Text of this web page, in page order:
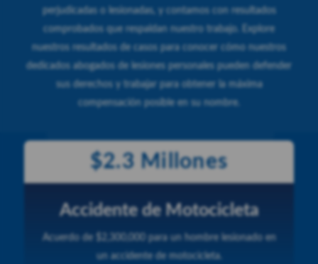
perjudicadas o lesionadas, y contamos con resultados
comprobados que respaldan nuestro trabajo. Explore
nuestros resultados de casos para conocer cómo nuestros
dedicados abogados de lesiones personales pueden defender
sus derechos y trabajar para obtener la máxima
compensación posible en su nombre.
$2.3 Millones
Accidente de Motocicleta
Acuerdo de $2,300,000 para un hombre lesionado en
un accidente de motocicleta.